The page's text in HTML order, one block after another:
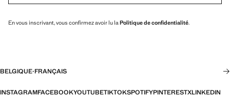
En vous inscrivant, vous confirmez avoir lu la Politique de confidentialité.
BELGIQUE·FRANÇAIS
INSTAGRAMFACEBOOKYOUTUBETIKTOKSPOTIFYPINTERESTXLINKEDIN